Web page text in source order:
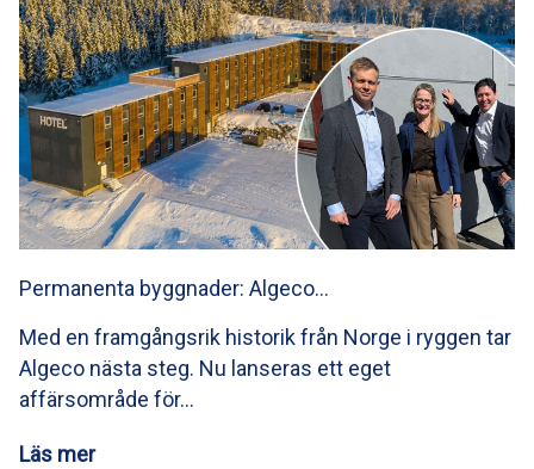
Permanenta byggnader: Algeco…
Med en framgångsrik historik från Norge i ryggen tar
Algeco nästa steg. Nu lanseras ett eget
affärsområde för…
Läs mer